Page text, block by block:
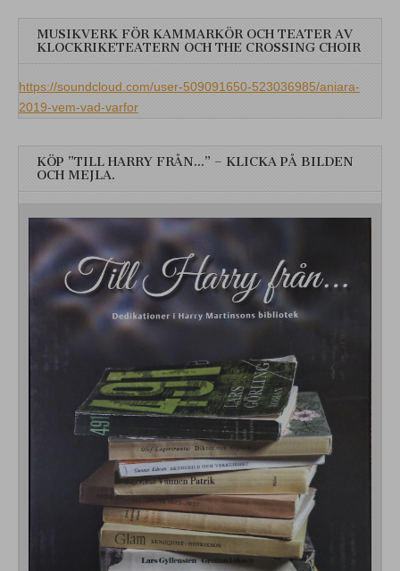
MUSIKVERK FÖR KAMMARKÖR OCH TEATER AV
KLOCKRIKETEATERN OCH THE CROSSING CHOIR
https://soundcloud.com/user-509091650-523036985/aniara-
2019-vem-vad-varfor
KÖP ”TILL HARRY FRÅN…” – KLICKA PÅ BILDEN
OCH MEJLA.